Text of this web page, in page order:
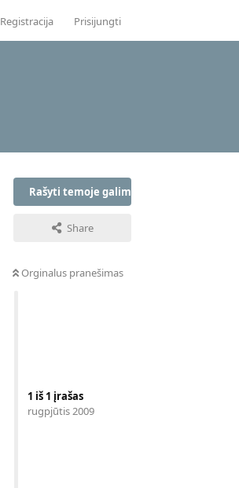
Registracija Prisijungti
Rašyti temoje galima tik prisijungus
Share
Orginalus pranešimas
1 iš 1 įrašas
rugpjūtis 2009